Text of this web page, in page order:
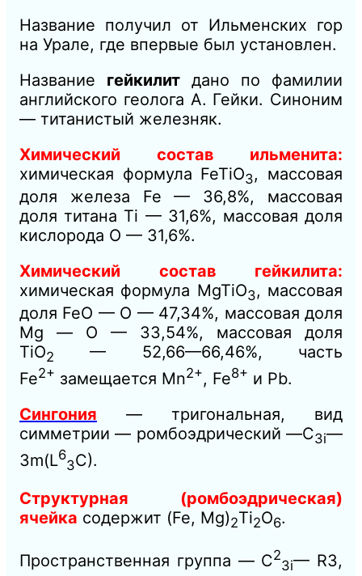
Название получил от Ильменских гор
на Урале, где впервые был установлен.
Название гейкилит дано по фамилии
английского геолога А. Гейки. Синоним
— титанистый железняк.
Химический состав ильменита:
химическая формула FeTiO3, массовая
доля железа Fe — 36,8%, массовая
доля титана Ti — 31,6%, массовая доля
кислорода О — 31,6%.
Химический состав гейкилита:
химическая формула MgTiO3, массовая
доля FeO — О — 47,34%, массовая доля
Mg — О — 33,54%, массовая доля
ТiO2
— 52,66—66,46%, часть
Fe2+ замещается Mn2+, Fe8+ и Рb.
Сингония — тригональная, вид
симметрии — ромбоэдрический —C3i—
3m(L6
3C).
Структурная (ромбоэдрическая)
ячейка содержит (Fe, Mg)2Ti2O6.
Пространственная группа — C2
3i— R3,